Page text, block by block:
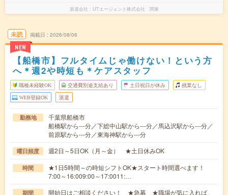
派遣会社 UTエージェント株式会社 関東
未読
NEW
掲載日 2026/08/06
【船橋市】フルタイムじゃ働けない！という方
へ＊週2や時短も＊ケアスタッフ
職種未経験OK 交通費別途支給あり 土日祝日が休み 残業なし
WEB登録OK 派遣
勤務地
千葉県船橋市
船橋駅から---分／下総中山駅から---分／馬込沢駅から---分／
前原駅から---分／東海神駅から---分
曜日頻度 週2日～5日OK（月～金） ★土日休みOK
時間
★1日5時間～の時短シフトOK★スタート時間選べます！
7:00～16:009:00～17:0011:…
期間 開始日はご相談ください！ ★急募 ★職場が気に入れば、